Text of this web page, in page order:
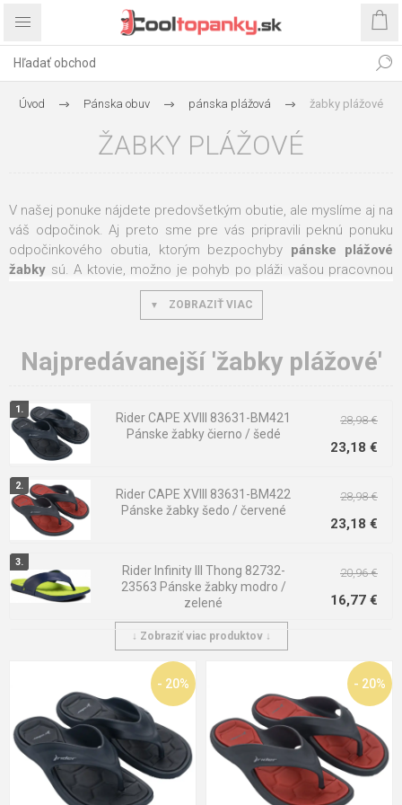
Úvod Pánska obuv pánska plážová žabky plážové
ŽABKY PLÁŽOVÉ
V našej ponuke nájdete predovšetkým obutie, ale myslíme aj na
váš odpočinok. Aj preto sme pre vás pripravili peknú ponuku
odpočinkového obutia, ktorým bezpochyby pánske plážové
žabky sú. A ktovie, možno je pohyb po pláži vašou pracovnou
náplňou, potom oceníte túto kategóriu ešte viac.
predstavujú modernú obuv, s ktorou sa môžete
ako pohodové a vzdušné topánky na záhradu.
Pre letnú pohodu a komfort pre vašu nohu v teplejšom počasí,
alebo vo vyhriatom interiéri, veľmi dobre poslúžia pánske
plážové žabky
. Ponúkame ich v rôznych podobách av rôznych
materiálových prevedeniach. Dávate prednosť plážovým
žabkám z mäkkých materiálov? Imponujú vám skôr plážové
žabky pevnejšej konštrukcie? Nebojte, u nás si určite vyberiete
správne.
ZOBRAZIŤ VIAC
Najpredávanejší 'žabky plážové'
Rider CAPE XVIII 83631-BM421
Pánske žabky čierno / šedé
28,98 €
23,18 €
Rider CAPE XVIII 83631-BM422
Pánske žabky šedo / červené
28,98 €
23,18 €
Rider Infinity III Thong 82732-
23563 Pánske žabky modro /
zelené
20,96 €
16,77 €
Rider Spin Thong 11772-21364
Pánske žabky bielo / čierne
18,04 €
Rider Block Thong 11655-23208
Pánske žabky čierno / zelené
25,91 €
20,73 €
Rider R1 Energy VI 83560-AS355
20,58 €
↓ Zobraziť viac produktov ↓
- 20% - 20%